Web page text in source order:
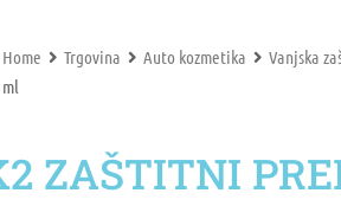
Home Trgovina Auto kozmetika Vanjska
ml
ZAŠTITNI